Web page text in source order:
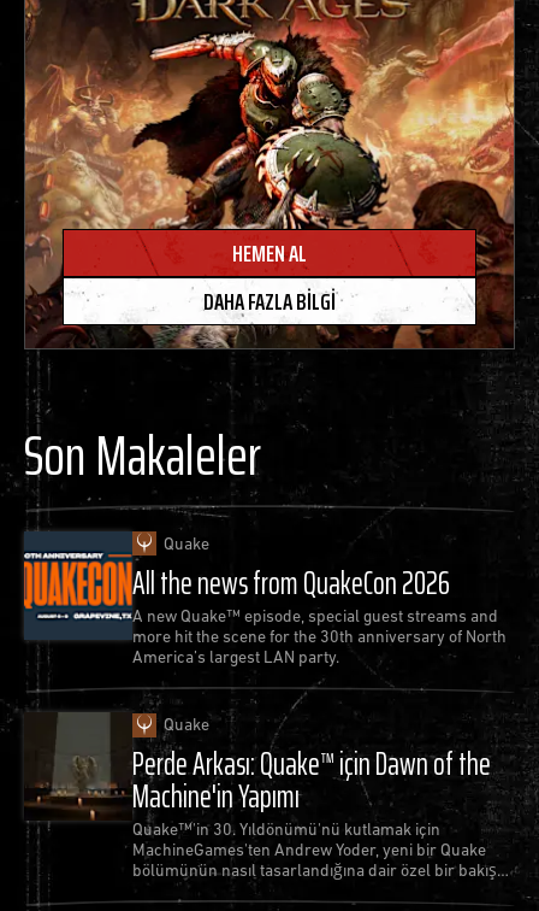
HEMEN AL
DAHA FAZLA BILGI
Son Makaleler
Quake
All the news from QuakeCon 2026
A new Quake™ episode, special guest streams and
more hit the scene for the 30th anniversary of North
America’s largest LAN party.
Quake
Perde Arkası: Quake™ için Dawn of the
Machine'in Yapımı
Quake™'in 30. Yıldönümü'nü kutlamak için
MachineGames'ten Andrew Yoder, yeni bir Quake
bölümünün nasıl tasarlandığına dair özel bir bakış
sunuyor.